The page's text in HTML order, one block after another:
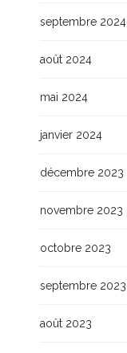
septembre 2024
août 2024
mai 2024
janvier 2024
décembre 2023
novembre 2023
octobre 2023
septembre 2023
août 2023